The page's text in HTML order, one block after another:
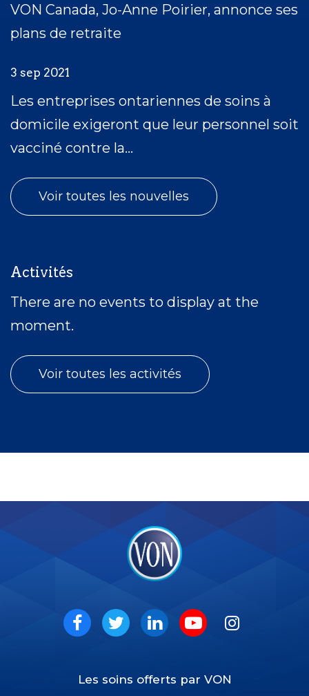
VON Canada, Jo-Anne Poirier, annonce ses
plans de retraite
3 sep 2021
Les entreprises ontariennes de soins à
domicile exigeront que leur personnel soit
vacciné contre la...
Voir toutes les nouvelles
Activités
There are no events to display at the
moment.
Voir toutes les activités
Social
Les soins offerts par VON